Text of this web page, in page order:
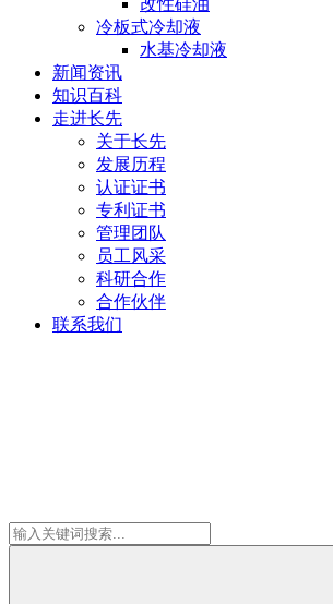
改性硅油
冷板式冷却液
水基冷却液
新闻资讯
知识百科
走进长先
关于长先
发展历程
认证证书
专利证书
管理团队
员工风采
科研合作
合作伙伴
联系我们